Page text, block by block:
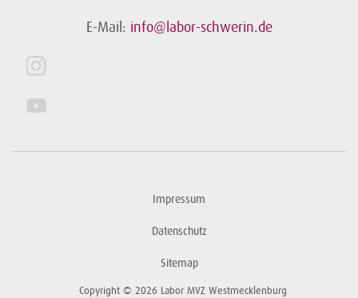
E-Mail: info@labor-schwerin.de
Impressum
Datenschutz
Sitemap
Copyright © 2026 Labor MVZ Westmecklenburg